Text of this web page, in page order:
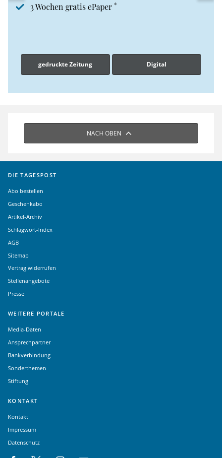
3 Wochen gratis ePaper *
gedruckte Zeitung Digital
NACH OBEN
DIE TAGESPOST
Abo bestellen
Geschenkabo
Artikel-Archiv
Schlagwort-Index
AGB
Sitemap
Vertrag widerrufen
Stellenangebote
Presse
WEITERE PORTALE
Media-Daten
Ansprechpartner
Bankverbindung
Sonderthemen
Stiftung
KONTAKT
Kontakt
Impressum
Datenschutz